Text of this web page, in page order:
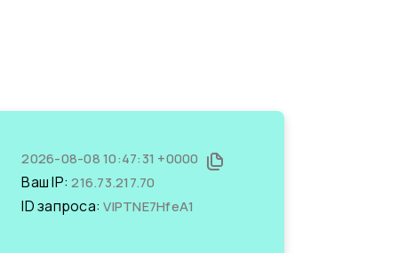
2026-08-08 10:47:31 +0000
Ваш IP:216.73.217.70
ID запроса:VlPTNE7HfeA1